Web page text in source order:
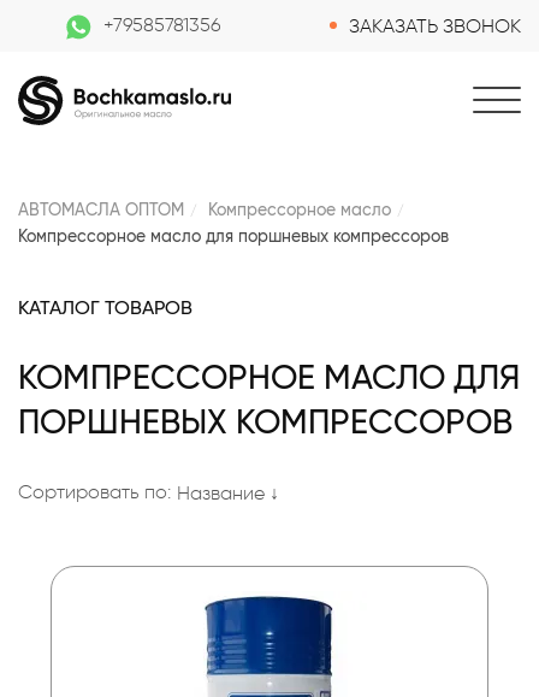
+79585781356 ЗАКАЗАТЬ ЗВОНОК
АВТОМАСЛА ОПТОМ
Компрессорное масло
Компрессорное масло для поршневых компрессоров
КАТАЛОГ ТОВАРОВ
КОМПРЕССОРНОЕ МАСЛО ДЛЯ
ПОРШНЕВЫХ КОМПРЕССОРОВ
Сортировать по: Название ↓